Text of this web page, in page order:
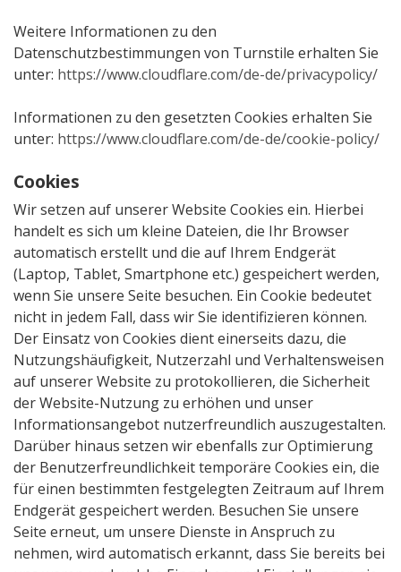
Weitere Informationen zu den
Datenschutzbestimmungen von Turnstile erhalten Sie
unter: https://www.cloudflare.com/de-de/privacypolicy/
Informationen zu den gesetzten Cookies erhalten Sie
unter: https://www.cloudflare.com/de-de/cookie-policy/
Cookies
Wir setzen auf unserer Website Cookies ein. Hierbei
handelt es sich um kleine Dateien, die Ihr Browser
automatisch erstellt und die auf Ihrem Endgerät
(Laptop, Tablet, Smartphone etc.) gespeichert werden,
wenn Sie unsere Seite besuchen. Ein Cookie bedeutet
nicht in jedem Fall, dass wir Sie identifizieren können.
Der Einsatz von Cookies dient einerseits dazu, die
Nutzungshäufigkeit, Nutzerzahl und Verhaltensweisen
auf unserer Website zu protokollieren, die Sicherheit
der Website-Nutzung zu erhöhen und unser
Informationsangebot nutzerfreundlich auszugestalten.
Darüber hinaus setzen wir ebenfalls zur Optimierung
der Benutzerfreundlichkeit temporäre Cookies ein, die
für einen bestimmten festgelegten Zeitraum auf Ihrem
Endgerät gespeichert werden. Besuchen Sie unsere
Seite erneut, um unsere Dienste in Anspruch zu
nehmen, wird automatisch erkannt, dass Sie bereits bei